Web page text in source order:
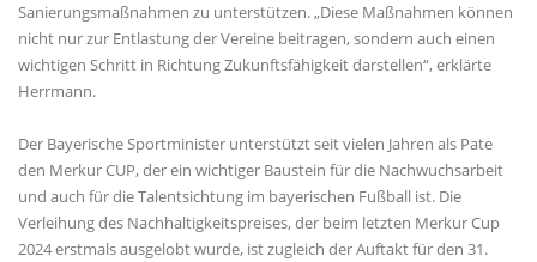
Sanierungsmaßnahmen zu unterstützen. „Diese Maßnahmen können
nicht nur zur Entlastung der Vereine beitragen, sondern auch einen
wichtigen Schritt in Richtung Zukunftsfähigkeit darstellen“, erklärte
Herrmann.
Der Bayerische Sportminister unterstützt seit vielen Jahren als Pate
den Merkur CUP, der ein wichtiger Baustein für die Nachwuchsarbeit
und auch für die Talentsichtung im bayerischen Fußball ist. Die
Verleihung des Nachhaltigkeitspreises, der beim letzten Merkur Cup
2024 erstmals ausgelobt wurde, ist zugleich der Auftakt für den 31.